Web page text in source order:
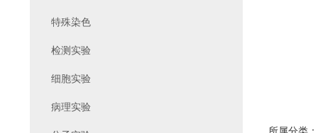
特殊染色
检测实验
细胞实验
病理实验